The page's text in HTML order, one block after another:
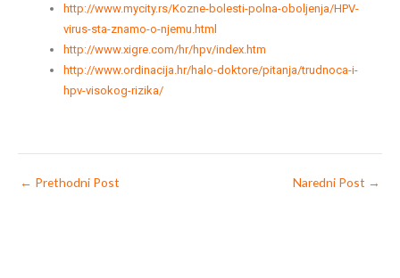
http://www.mycity.rs/Kozne-bolesti-polna-oboljenja/HPV-
virus-sta-znamo-o-njemu.html
http://www.xigre.com/hr/hpv/index.htm
http://www.ordinacija.hr/halo-doktore/pitanja/trudnoca-i-
hpv-visokog-rizika/
← Prethodni Post Naredni Post →